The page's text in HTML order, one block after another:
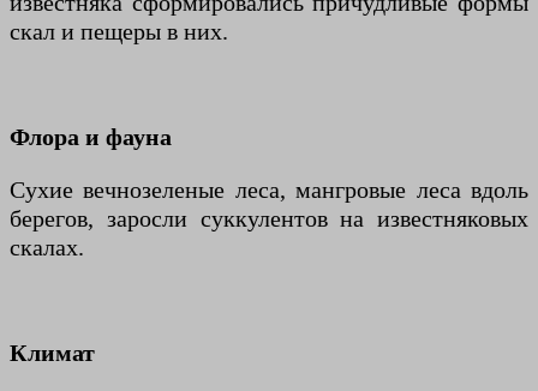
скал и пещеры в них.
Флора и фауна
Сухие вечнозеленые леса, мангровые леса вдоль
берегов, заросли суккулентов на известняковых
скалах.
Климат